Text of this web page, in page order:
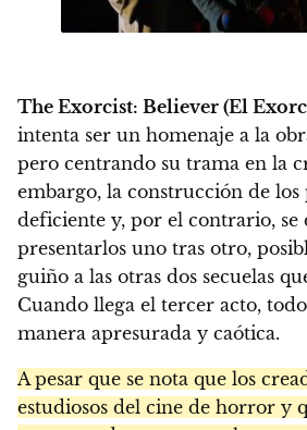
The Exorcist: Believer (El
intenta ser un homenaje a la
pero centrando su trama en la
embargo, la construcción de los
deficiente y, por el contrario, se
presentarlos uno tras otro,
guiño a las otras dos secuelas
Cuando llega el tercer acto,
manera apresurada y caótica.
A pesar que se nota que los
estudiosos del cine de horror y